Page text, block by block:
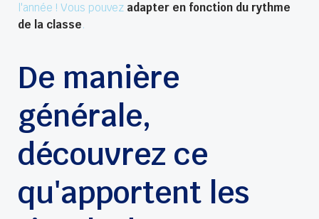
l'année ! Vous pouvez adapter en fonction du rythme
de la classe.
De manière
générale,
découvrez ce
qu'apportent les